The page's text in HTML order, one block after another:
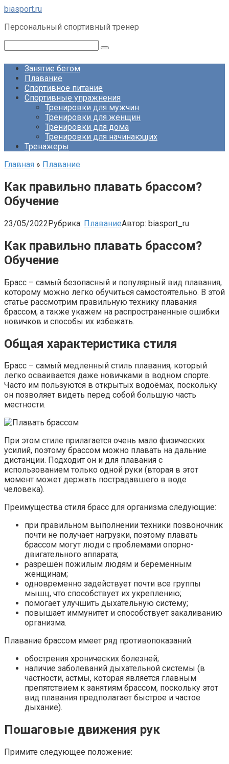
Перейти
контенту
biasport.ru
Персональный спортивный тренер
Занятие бегом
Плавание
Спортивное питание
Спортивные упражнения
Тренировки для мужчин
Тренировки для женщин
Тренировки для дома
Тренировки для начинающих
Тренажеры
Главная » Плавание
Как правильно плавать брассом?
Обучение
23/05/2022Рубрика: ПлаваниеАвтор: biasport_ru
Как правильно плавать брассом?
Обучение
Брасс – самый безопасный и популярный вид плавания,
которому можно легко обучиться самостоятельно. В этой
статье рассмотрим правильную технику плавания
брассом, а также укажем на распространенные ошибки
новичков и способы их избежать.
Общая характеристика стиля
Брасс – самый медленный стиль плавания, который
легко осваивается даже новичками в водном спорте.
Часто им пользуются в открытых водоёмах, поскольку
он позволяет видеть перед собой большую часть
местности.
При этом стиле прилагается очень мало физических
усилий, поэтому брассом можно плавать на дальние
дистанции. Подходит он и для плавания с
использованием только одной руки (вторая в этот
момент может держать пострадавшего в воде
человека).
Преимущества стиля брасс для организма следующие:
при правильном выполнении техники позвоночник
почти не получает нагрузки, поэтому плавать
брассом могут люди с проблемами опорно-
двигательного аппарата;
разрешён пожилым людям и беременным
женщинам;
одновременно задействует почти все группы
мышц, что способствует их укреплению;
помогает улучшить дыхательную систему;
повышает иммунитет и способствует закаливанию
организма.
Плавание брассом имеет ряд противопоказаний:
обострения хронических болезней;
наличие заболеваний дыхательной системы (в
частности, астмы, которая является главным
препятствием к занятиям брассом, поскольку этот
вид плавания предполагает быстрое и частое
дыхание).
Пошаговые движения рук
Примите следующее положение: